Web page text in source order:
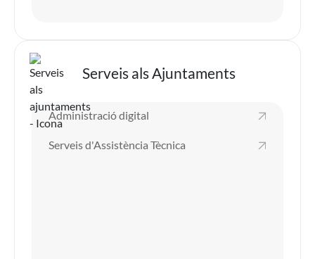
Serveis als Ajuntaments
Imatge
Administració digital
Serveis d'Assistència Tècnica